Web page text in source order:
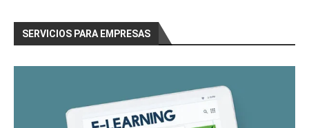
SERVICIOS PARA EMPRESAS